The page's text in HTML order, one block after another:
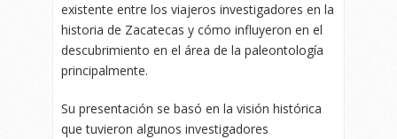
existente entre los viajeros investigadores en la
historia de Zacatecas y cómo influyeron en el
descubrimiento en el área de la paleontología
principalmente.
Su presentación se basó en la visión histórica
que tuvieron algunos investigadores